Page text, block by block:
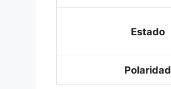
Estado
Polaridad